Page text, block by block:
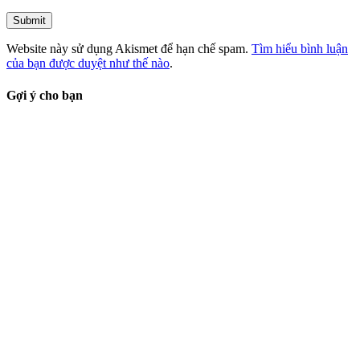
Website này sử dụng Akismet để hạn chế spam. Tìm hiểu bình luận
của bạn được duyệt như thế nào.
Gợi ý cho bạn